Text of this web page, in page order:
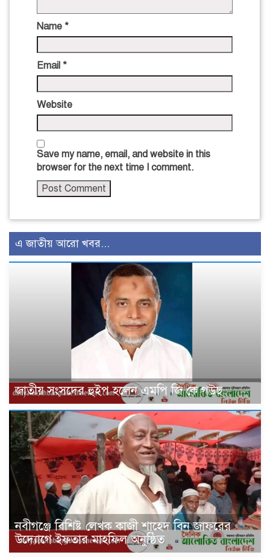
Name *
Email *
Website
Save my name, email, and website in this
browser for the next time I comment.
এ জাতীয় আরো খবর...
জাতীয় সংসদের হুইপ হলেন এমপি জি কে গউছ
নবীগঞ্জে বিশিষ্ট লেখক কাজী শাহেদ বিন জাফরের
উদ্যোগে ইফতার মাহফিল অনুষ্ঠিত